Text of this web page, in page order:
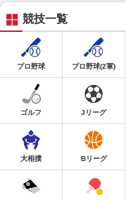
競技一覧
プロ野球 プロ野球(2軍)
ゴルフ Jリーグ
大相撲 Bリーグ